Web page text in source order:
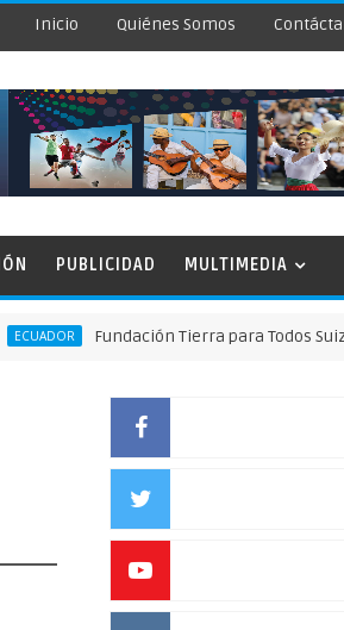
Inicio Quiénes Somos
PUBLICIDAD MULTIMEDIA
Fundación Tierra para Todos Suiza -